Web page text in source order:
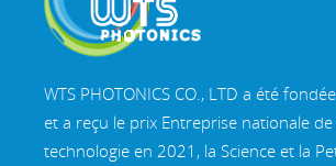
Optique de polarisation
NOUVEAUX PRODUITS
WTS PHOTONICS CO., LTD a été
et a reçu le prix Entreprise nationale
technologie en 2021, la Science et la